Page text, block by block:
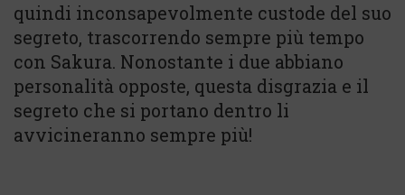
quindi inconsapevolmente custode del suo
segreto, trascorrendo sempre più tempo
con Sakura. Nonostante i due abbiano
personalità opposte, questa disgrazia e il
segreto che si portano dentro li
avvicineranno sempre più!